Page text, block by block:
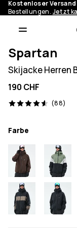
Kostenloser
Bestellungen. Jetzt
Spartan
Skijacke Herren
190 CHF
(88)
88 Reviews, 4.6/5
Farbe